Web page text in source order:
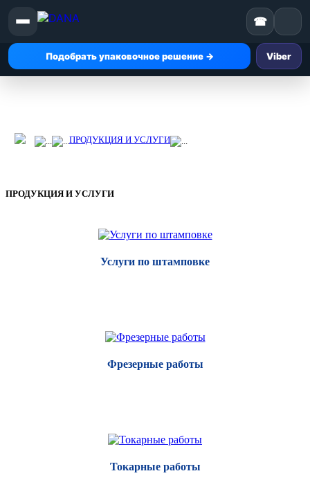
☎
Подобрать упаковочное решение → Viber
ПРОДУКЦИЯ И УСЛУГИ
ПРОДУКЦИЯ И УСЛУГИ
Услуги по штамповке
Фрезерные работы
Токарные работы